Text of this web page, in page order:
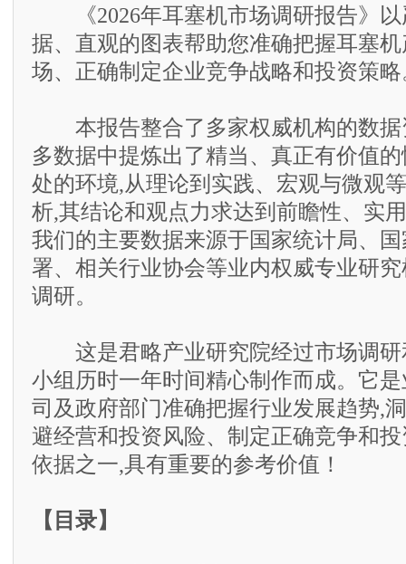
《2026年耳塞机市场调研报告》以
据、直观的图表帮助您准确把握耳塞
场、正确制定企业竞争战略和投资策略
本报告整合了多家权威机构的数据
多数据中提炼出了精当、真正有价值
处的环境,从理论到实践、宏观与微观
析,其结论和观点力求达到前瞻性、实
我们的主要数据来源于国家统计局、
署、相关行业协会等业内权威专业研
调研。
这是君略产业研究院经过市场调研
小组历时一年时间精心制作而成。它
司及政府部门准确把握行业发展趋势,
避经营和投资风险、制定正确竞争和
依据之一,具有重要的参考价值！
【目录】